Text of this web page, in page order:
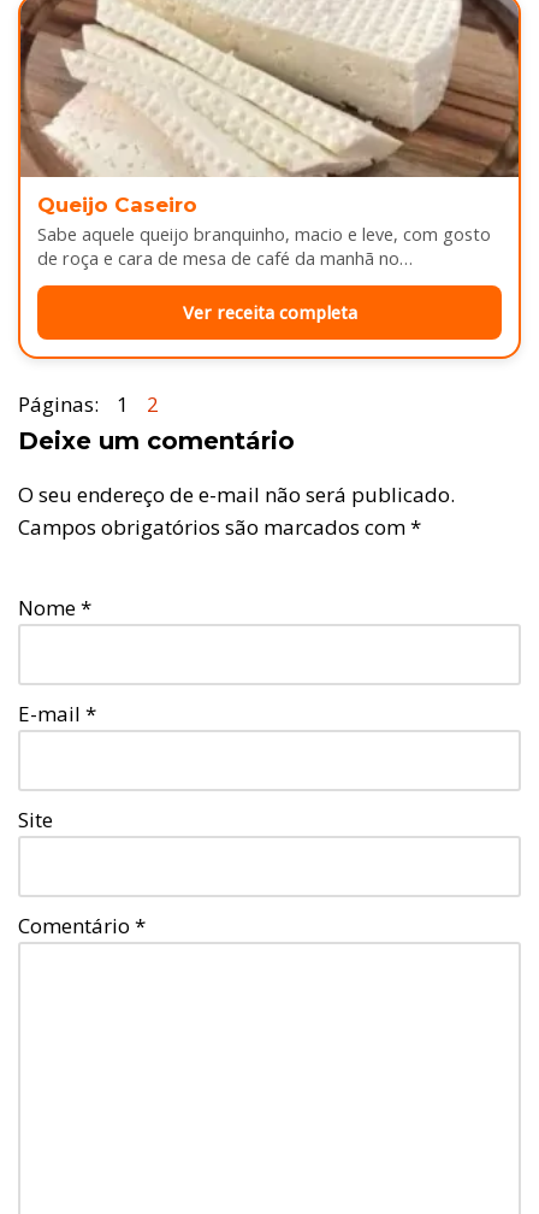
Queijo Caseiro
Sabe aquele queijo branquinho, macio e leve, com gosto
de roça e cara de mesa de café da manhã no…
Ver receita completa
Páginas: 1 2
Deixe um comentário
O seu endereço de e-mail não será publicado.
Campos obrigatórios são marcados com*
Nome*
E-mail *
Site
Comentário *